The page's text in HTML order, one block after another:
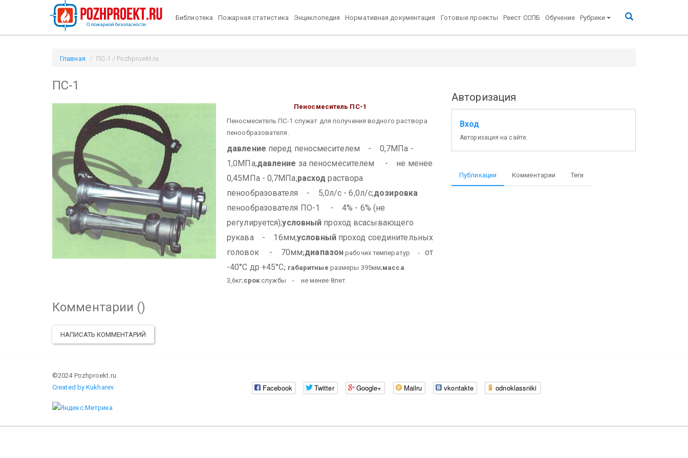
Библиотека Пожарная статистика Энциклопедия Нормативная документация Готовые проекты Реест ССПБ Обучение Рубрики
Главная ПС-1 / Pozhproekt.ru
ПС-1
Пеносмеситель ПС-1
Пеносмеситель ПС-1 служат для получения водного раствора
пенообразователя.
давление перед пеносмесителем - 0,7МПа -
1,0МПа;давление за пеносмесителем - не менее
0,45МПа - 0,7МПа;расход раствора
пенообразователя - 5,0л/с - 6,0л/с;дозировка
пенообразователя ПО-1 - 4% - 6% (не
регулируется);условный проход всасывающего
рукава - 16мм;условныйпроход соединительных
головок - 70мм;диапазон рабочих температур - от
-40°С др +45°С; габаритные размеры 395мм;масса
3,6кг;срок службы - не менее 8лет.
Комментарии ()
НАПИСАТЬ КОММЕНТАРИЙ
Авторизация
Вход
Авторизация на сайте.
Публикации Комментарии Теги
©2024 Pozhproekt.ru
Created by Kukharev
Facebook Twitter Google+ Mailru vkontakte odnoklassniki